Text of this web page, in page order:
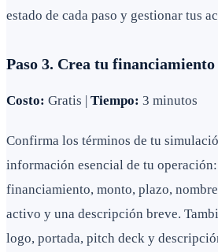
estado de cada paso y gestionar tus
Paso 3. Crea tu financiamiento
Costo: Gratis | Tiempo: 3 minutos
Confirma los términos de tu
información esencial de tu
financiamiento, monto, plazo,
activo y una descripción breve.
logo, portada, pitch deck y